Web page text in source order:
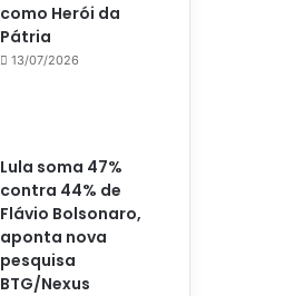
como Herói da
Pátria
13/07/2026
Lula soma 47%
contra 44% de
Flávio Bolsonaro,
aponta nova
pesquisa
BTG/Nexus